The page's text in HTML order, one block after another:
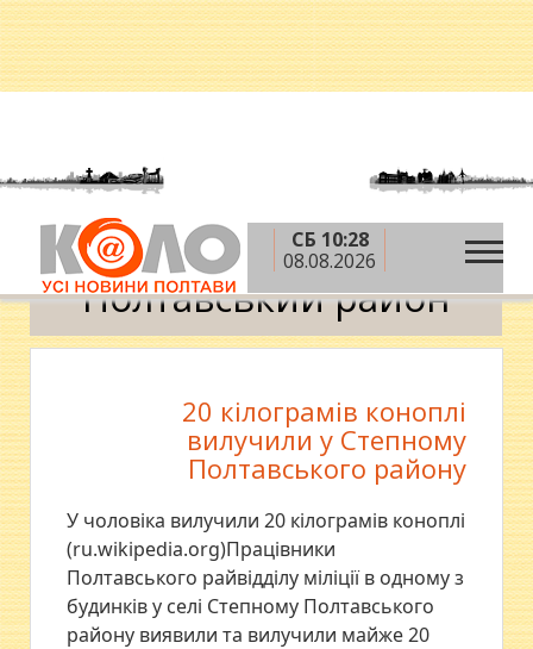
СБ 10:28
08.08.2026
Головна » Полтавський район
Полтавський район
20 кілограмів коноплі
вилучили у Степному
Полтавського району
У чоловіка вилучили 20 кілограмів коноплі
(ru.wikipedia.org)Працівники
Полтавського райвідділу міліції в одному з
будинків у селі Степному Полтавського
району виявили та вилучили майже 20